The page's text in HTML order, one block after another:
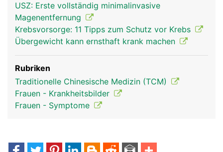
USZ: Erste vollständig minimalinvasive
Magenentfernung
Krebsvorsorge: 11 Tipps zum Schutz vor Krebs
Übergewicht kann ernsthaft krank machen
Rubriken
Traditionelle Chinesische Medizin (TCM)
Frauen - Krankheitsbilder
Frauen - Symptome